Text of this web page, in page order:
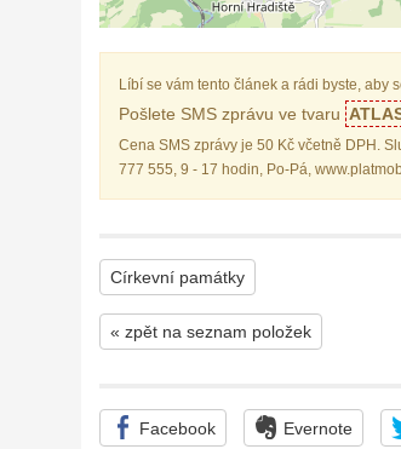
Líbí se vám tento článek a rádi byste, aby
Pošlete SMS zprávu ve tvaru
Cena SMS zprávy je 50 Kč včetně DPH.
777 555, 9 - 17 hodin, Po-Pá,
Církevní památky
« zpět na seznam položek
Facebook Evernote